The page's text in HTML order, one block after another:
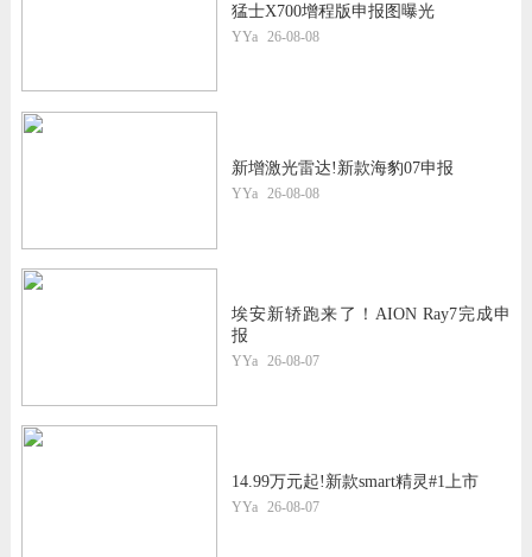
猛士X700增程版申报图曝光
YYa 26-08-08
新增激光雷达!新款海豹07申报
YYa 26-08-08
埃安新轿跑来了！AION Ray7完成申
报
YYa 26-08-07
14.99万元起!新款smart精灵#1上市
YYa 26-08-07